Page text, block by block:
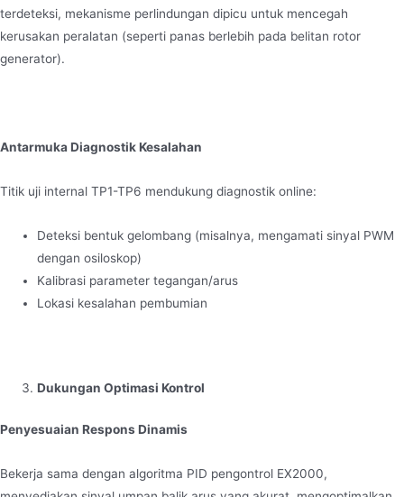
terdeteksi, mekanisme perlindungan dipicu untuk mencegah
kerusakan peralatan (seperti panas berlebih pada belitan rotor
generator).
Antarmuka Diagnostik Kesalahan
Titik uji internal TP1-TP6 mendukung diagnostik online:
Deteksi bentuk gelombang (misalnya, mengamati sinyal PWM
dengan osiloskop)
Kalibrasi parameter tegangan/arus
Lokasi kesalahan pembumian
Dukungan Optimasi Kontrol
Penyesuaian Respons Dinamis
Bekerja sama dengan algoritma PID pengontrol EX2000,